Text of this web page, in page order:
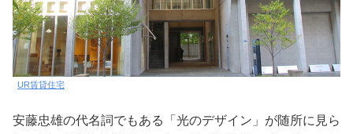
UR賃貸住宅
安藤忠雄の代名詞でもある「光のデザイン」が随所に見ら